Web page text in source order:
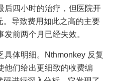
后四小时的治疗，但医院开
。导致费用如此之高的主要
前两个月已经失效。
具体明细。Nthmonkey 反复
他们给出更细致的收费编